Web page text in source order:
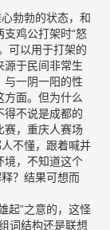
勃勃的状态，和
鸡公打架时“怒
可以用于打架的
源于民间非常生
与一阴一阳的性
面。但为什么
得不说是成都的
赛，重庆人赛场
不懂，跟着喊并
境，不知道这个
？结果可想而
起”之意的，这怪
词结构还是联想